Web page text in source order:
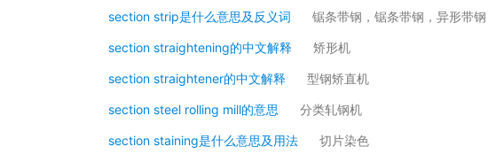
section strip是什么意思及反义词
锯条带钢，锯条带钢，异形带钢
section straightening的中文解释 矫形机
section straightener的中文解释 型钢矫直机
section steel rolling mill的意思 分类轧钢机
section staining是什么意思及用法 切片染色